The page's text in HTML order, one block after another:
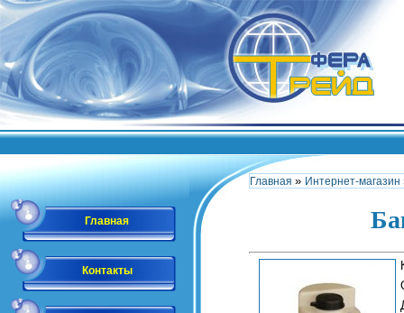
Главная
Контакты
Главная » Интернет-магазин